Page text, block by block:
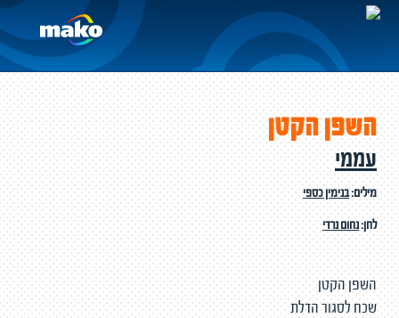
השפן הקטן
עממי
מילים:בנימין כספי
לחן:נחום נרדי
השפן הקטן
שכח לסגור הדלת